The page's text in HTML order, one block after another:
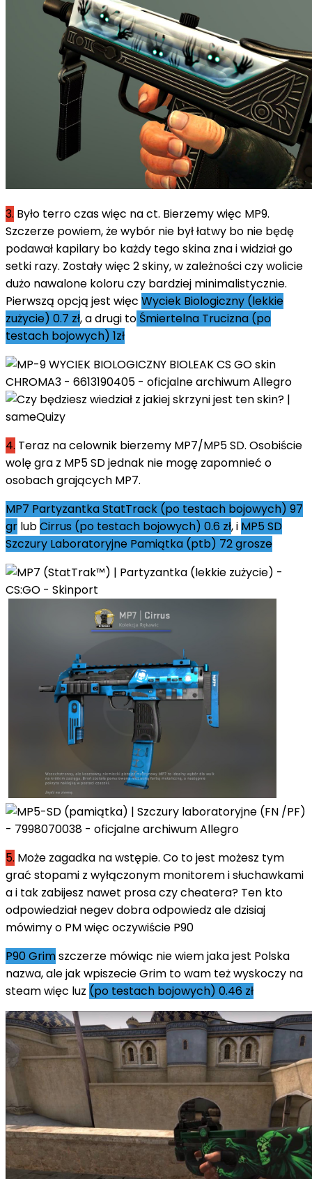
3. Było terro czas więc na ct. Bierzemy więc MP9.
Szczerze powiem, że wybór nie był łatwy bo nie będę
podawał kapilary bo każdy tego skina zna i widział go
setki razy. Zostały więc 2 skiny, w zależności czy wolicie
dużo nawalone koloru czy bardziej minimalistycznie.
Pierwszą opcją jest więc Wyciek Biologiczny (lekkie
zużycie) 0.7 zł, a drugi to Śmiertelna Trucizna (po
testach bojowych) 1zł
4. Teraz na celownik bierzemy MP7/MP5 SD. Osobiście
wolę gra z MP5 SD jednak nie mogę zapomnieć o
osobach grających MP7.
MP7 Partyzantka StatTrack (po testach bojowych) 97
gr lubCirrus (po testach bojowych) 0.6 zł, i MP5 SD
Szczury Laboratoryjne Pamiątka (ptb) 72 grosze
5. Może zagadka na wstępie. Co to jest możesz tym
grać stopami z wyłączonym monitorem i słuchawkami
a i tak zabijesz nawet prosa czy cheatera? Ten kto
odpowiedział negev dobra odpowiedz ale dzisiaj
mówimy o PM więc oczywiście P90
P90 Grimszczerze mówiąc nie wiem jaka jest Polska
nazwa, ale jak wpiszecie Grim to wam też wyskoczy na
steam więc luz (po testach bojowych) 0.46 zł